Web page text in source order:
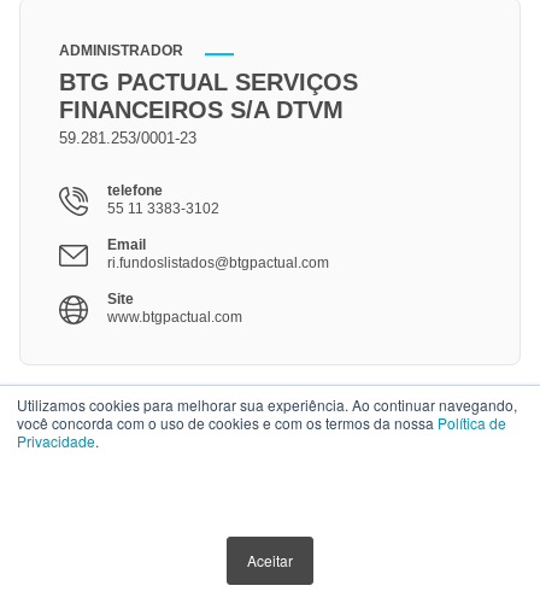
Utilizamos cookies para melhorar sua experiência. Ao continuar navegando,
você concorda com o uso de cookies e com os termos da nossa Política de
Privacidade.
Aceitar
ADMINISTRADOR
BTG PACTUAL SERVIÇOS
FINANCEIROS S/A DTVM
59.281.253/0001-23
telefone
55 11 3383-3102
Email
ri.fundoslistados@btgpactual.com
Site
www.btgpactual.com
Descrição do BTAL11
BTAL11 – Um FII para o Agronegócio